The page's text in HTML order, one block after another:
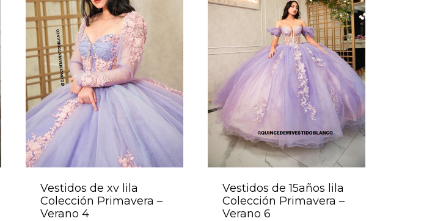
Vestidos de xv lila
Colección Primavera –
Verano 4
Vestidos de 15años lila
Colección Primavera –
Verano 6